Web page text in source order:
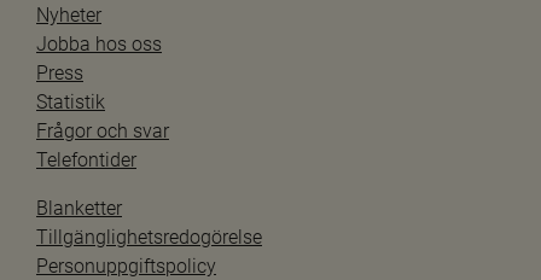
Nyheter
Jobba hos oss
Press
Statistik
Frågor och svar
Telefontider
Blanketter
Tillgänglighetsredogörelse
Personuppgiftspolicy